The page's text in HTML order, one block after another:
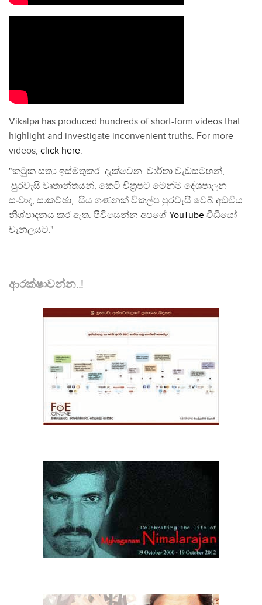
Vikalpa has produced hundreds of short-form videos that
highlight and investigate inconvenient truths. For more
videos, click here.
"කටුක සත්‍ය ඉස්මතුකර දැක්වෙන වාර්තා වැඩසටහන්,
පුරවැසි වෘතාන්තයන්, කෙටි චිත්‍රපට මෙන්ම දේශපාලන
සංවාද, සාකච්ඡා, සිය ගණනක් විකල්ප පුරවැසි වෙබ් අඩවිය
නිශ්පාදනය කර ඇත. පිවිසෙන්න අපගේ YouTube වීඩියෝ
චැනලයට."
ආරක්ෂාවන්න..!